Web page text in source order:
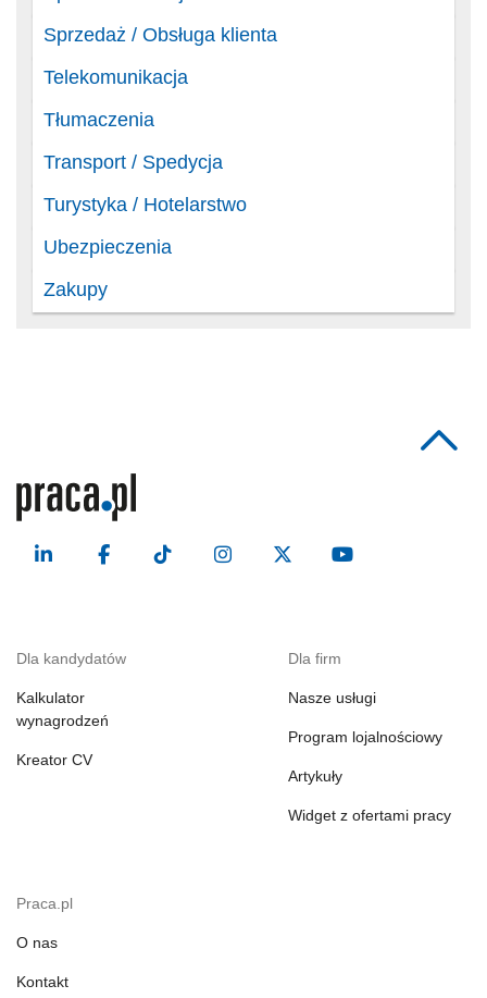
Sprzedaż / Obsługa klienta
Telekomunikacja
Tłumaczenia
Transport / Spedycja
Turystyka / Hotelarstwo
Ubezpieczenia
Zakupy
Dla kandydatów
Kalkulator
wynagrodzeń
Kreator CV
Dla firm
Nasze usługi
Program lojalnościowy
Artykuły
Widget z ofertami pracy
Praca.pl
O nas
Kontakt